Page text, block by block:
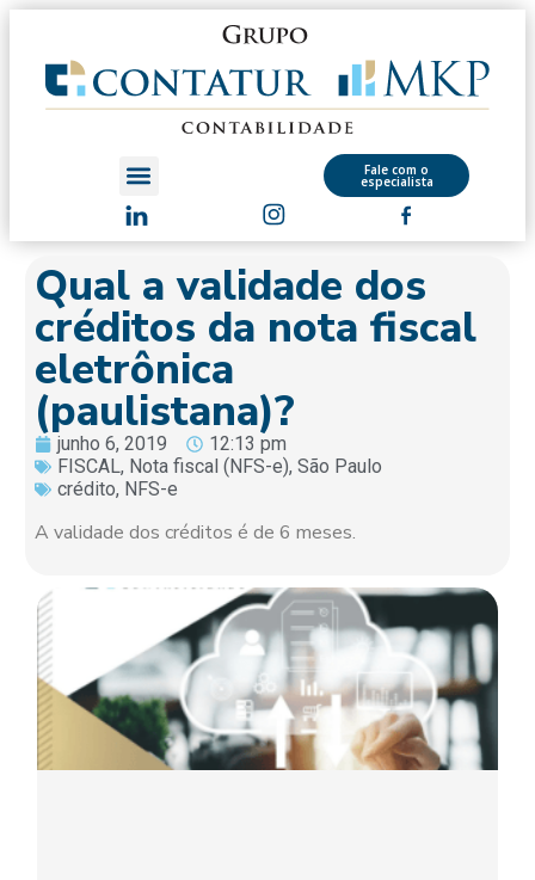
Fale com o
especialista
Qual a validade dos
créditos da nota fiscal
eletrônica
(paulistana)?
junho 6, 2019
12:13 pm
FISCAL, Nota fiscal (NFS-e),São Paulo
crédito, NFS-e
A validade dos créditos é de 6 meses.